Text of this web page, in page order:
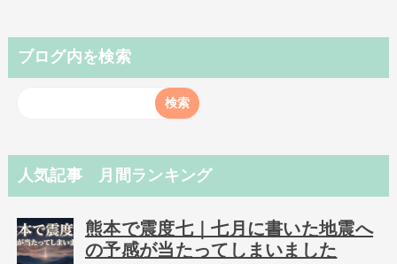
ブログ内を検索
人気記事 月間ランキング
熊本で震度七｜七月に書いた地震へ
の予感が当たってしまいました